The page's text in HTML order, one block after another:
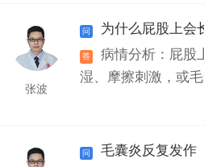
张波
为什么屁股上会
病情分析：屁股
湿、摩擦刺激，或
毛囊炎反复发作